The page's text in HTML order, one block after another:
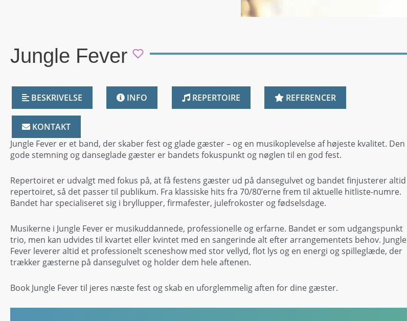
Jungle Fever
BESKRIVELSE INFO REPERTOIRE REFERENCER
KONTAKT
Jungle Fever er et band, der skaber fest og glade gæster – og en musikoplevelse af højeste kvalitet. Den
gode stemning og danseglade gæster er bandets fokuspunkt og nøglen til en god fest.
Repertoiret er udvalgt med fokus på, at få festens gæster ud på dansegulvet og bandet finjusterer altid
repertoiret, så det passer til publikum. Fra klassiske hits fra 70/80’erne frem til aktuelle hitliste-numre.
Bandet har specialiseret sig i bryllupper, firmafester, julefrokoster og fødselsdage.
Musikerne i Jungle Fever er musikuddannede, professionelle og erfarne. Bandet er som udgangspunkt
trio, men kan udvides til kvartet eller kvintet med en sangerinde alt efter arrangementets behov. Jungle
Fever leverer altid et professionelt sceneshow med stor vellyd, flot lys og en energi og spilleglæde, der
trækker gæsterne på dansegulvet og holder dem hele aftenen.
Book Jungle Fever til jeres næste fest og skab en uforglemmelig aften for dine gæster.